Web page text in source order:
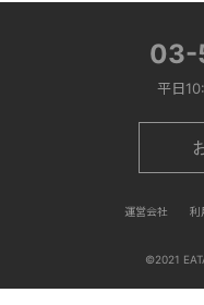
03-
平日
運営会社 利
©2021